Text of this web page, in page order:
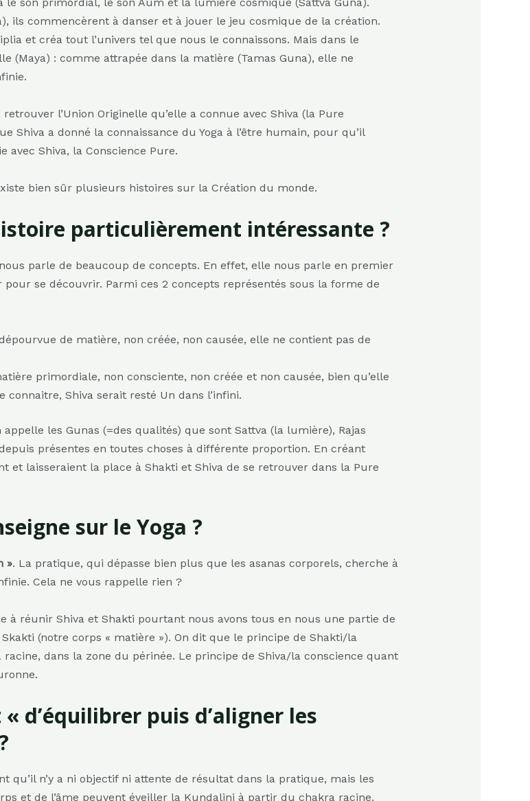
ils commencèrent à danser et à jouer le jeu cosmique de la création.
et créa tout l’univers tel que nous le connaissons. Mais dans le
(Maya) : comme attrapée dans la matière (Tamas Guna), elle ne
l’Union Originelle qu’elle a connue avec Shiva (la Pure
Shiva a donné la connaissance du Yoga à l’être humain, pour qu’il
avec Shiva, la Conscience Pure.
bien sûr plusieurs histoires sur la Création du monde.
particulièrement intéressante ?
parle de beaucoup de concepts. En effet, elle nous parle en premier
se découvrir. Parmi ces 2 concepts représentés sous la forme de
de matière, non créée, non causée, elle ne contient pas de
primordiale, non consciente, non créée et non causée, bien qu’elle
Shiva serait resté Un dans l’infini.
les Gunas (=des qualités) que sont Sattva (la lumière), Rajas
présentes en toutes choses à différente proportion. En créant
et laisseraient la place à Shakti et Shiva de se retrouver dans la Pure
sur le Yoga ?
». La pratique, qui dépasse bien plus que les asanas corporels, cherche à
Cela ne vous rappelle rien ?
à réunir Shiva et Shakti pourtant nous avons tous en nous une partie de
(notre corps « matière »). On dit que le principe de Shakti/la
dans la zone du périnée. Le principe de Shiva/la conscience quant
d’équilibrer puis d’aligner les
qu’il n’y a ni objectif ni attente de résultat dans la pratique, mais les
et de l’âme peuvent éveiller la Kundalini à partir du chakra racine.